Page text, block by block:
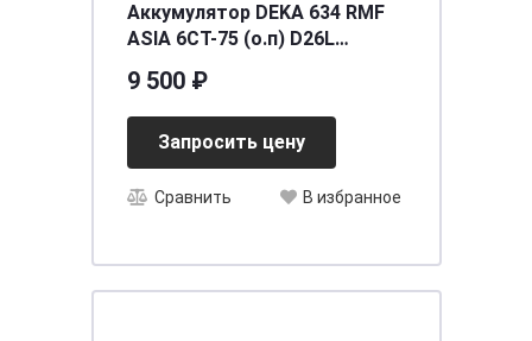
Аккумулятор DEKA 634 RMF
ASIA 6СТ-75 (о.п) D26L
[д260ш173в200(222)/690]
[D26]
9 500 ₽
Запросить цену
Сравнить В избранное